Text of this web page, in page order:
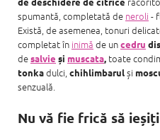
spumantă, completată de neroli -
Există, de asemenea, tonuri
completat în inimă de uncedru
desalvie și muscata, toate
tonkadulci, chihlimbarulși
senzuală.
Nu vă fie frică să